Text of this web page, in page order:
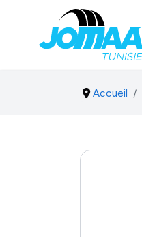
Accueil